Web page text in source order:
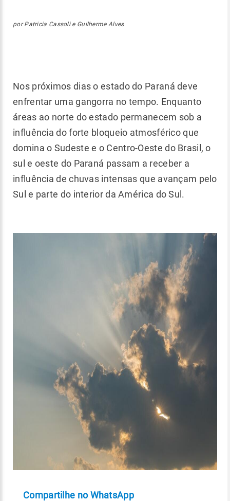
por Patricia Cassoli e Guilherme Alves
Nos próximos dias o estado do Paraná deve
enfrentar uma gangorra no tempo. Enquanto
áreas ao norte do estado permanecem sob a
influência do forte bloqueio atmosférico que
domina o Sudeste e o Centro-Oeste do Brasil, o
sul e oeste do Paraná passam a receber a
influência de chuvas intensas que avançam pelo
Sul e parte do interior da América do Sul.
Compartilhe no WhatsApp